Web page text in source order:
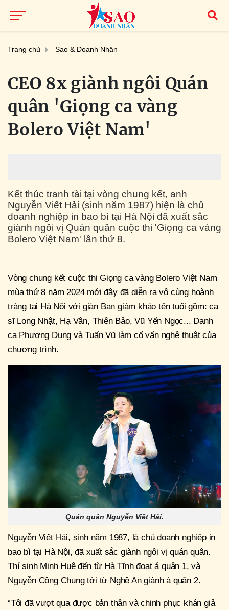
Trang chủ Sao & Doanh Nhân
CEO 8x giành ngôi Quán
quân 'Giọng ca vàng
Bolero Việt Nam'
Kết thúc tranh tài tại vòng chung kết, anh
Nguyễn Viết Hải (sinh năm 1987) hiện là chủ
doanh nghiệp in bao bì tại Hà Nội đã xuất sắc
giành ngôi vị Quán quân cuộc thi 'Giọng ca vàng
Bolero Việt Nam' lần thứ 8.
Vòng chung kết cuộc thi Giọng ca vàng Bolero Việt Nam
mùa thứ 8 năm 2024 mới đây đã diễn ra vô cùng hoành
tráng tại Hà Nội với giàn Ban giám khảo tên tuổi gồm: ca
sĩ Long Nhật, Hạ Vân, Thiên Bảo, Vũ Yến Ngọc... Danh
ca Phương Dung và Tuấn Vũ làm cố vấn nghệ thuật của
chương trình.
Quán quân Nguyễn Viết Hải.
Nguyễn Viết Hải, sinh năm 1987, là chủ doanh nghiệp in
bao bì tại Hà Nội, đã xuất sắc giành ngôi vị quán quân.
Thí sinh Minh Huệ đến từ Hà Tĩnh đoạt á quân 1, và
Nguyễn Công Chung tới từ Nghệ An giành á quân 2.
“Tôi đã vượt qua được bản thân và chinh phục khán giả